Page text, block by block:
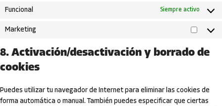
Funcional Siempre activo
Marketing
8. Activación/desactivación y borrado de
cookies
Puedes utilizar tu navegador de Internet para eliminar las cookies de
forma automática o manual. También puedes especificar que ciertas